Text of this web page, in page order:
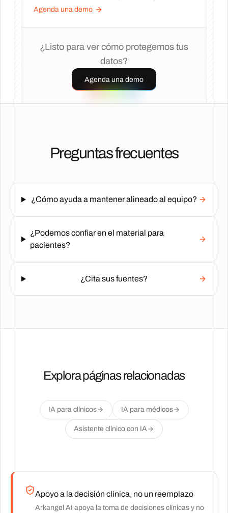
Agenda una demo
¿Listo para ver cómo protegemos tus
datos?
Agenda una demo
Preguntas frecuentes
¿Cómo ayuda a mantener alineado al equipo?
¿Podemos confiar en el material para
pacientes?
¿Cita sus fuentes?
Explora páginas relacionadas
IA para clínicos IA para médicos
Asistente clínico con IA
Apoyo a la decisión clínica, no un reemplazo
Arkangel AI apoya la toma de decisiones clínicas y no